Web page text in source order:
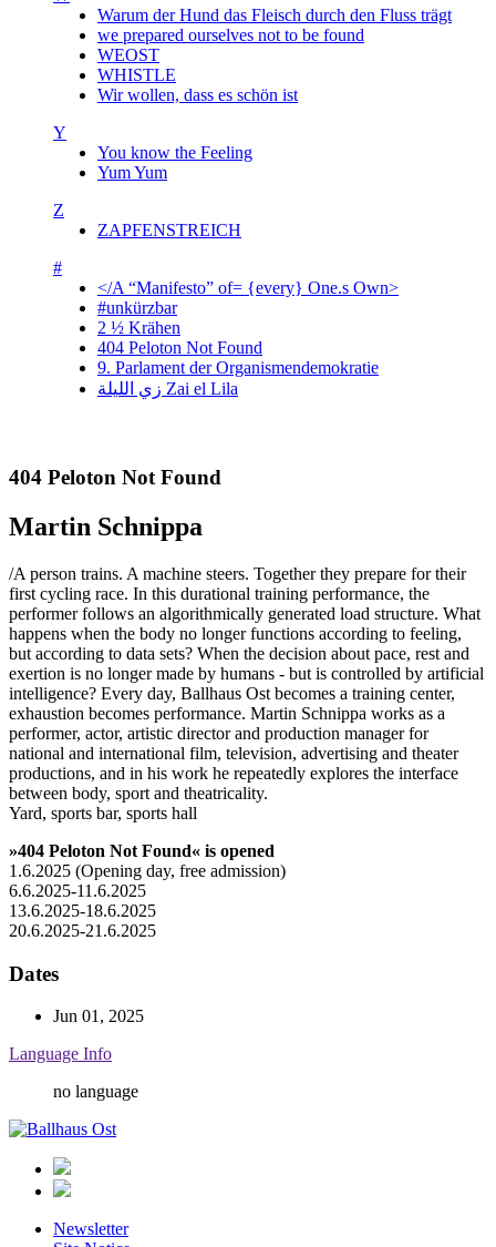
Warum der Hund das Fleisch durch den Fluss trägt
we prepared ourselves not to be found
WEOST
WHISTLE
Wir wollen, dass es schön ist
Y
You know the Feeling
Yum Yum
Z
ZAPFENSTREICH
#
</A “Manifesto” of= {every} One.s Own>
#unkürzbar
2 ½ Krähen
404 Peloton Not Found
9. Parlament der Organismendemokratie
زي‌ اللیلة Zai el Lila
404 Peloton Not Found
Martin Schnippa
/A person trains. A machine steers. Together they prepare for their
first cycling race. In this durational training performance, the
performer follows an algorithmically generated load structure. What
happens when the body no longer functions according to feeling,
but according to data sets? When the decision about pace, rest and
exertion is no longer made by humans - but is controlled by artificial
intelligence? Every day, Ballhaus Ost becomes a training center,
exhaustion becomes performance. Martin Schnippa works as a
performer, actor, artistic director and production manager for
national and international film, television, advertising and theater
productions, and in his work he repeatedly explores the interface
between body, sport and theatricality.
Yard, sports bar, sports hall
»404 Peloton Not Found« is opened
1.6.2025 (Opening day, free admission)
6.6.2025-11.6.2025
13.6.2025-18.6.2025
20.6.2025-21.6.2025
Dates
Jun 01, 2025
Language Info
no language
Newsletter